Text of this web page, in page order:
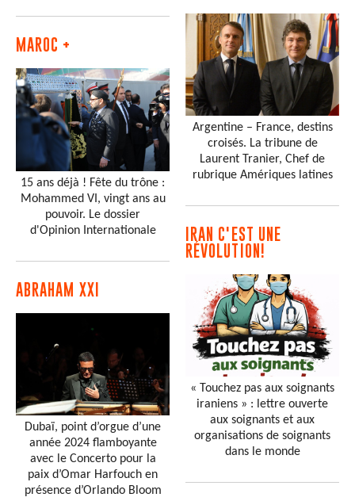
MAROC +
15 ans déjà ! Fête du trône :
Mohammed VI, vingt ans au
pouvoir. Le dossier
d'Opinion Internationale
ABRAHAM XXI
Dubaï, point d’orgue d’une
année 2024 flamboyante
avec le Concerto pour la
paix d’Omar Harfouch en
présence d’Orlando Bloom
Argentine – France, destins
croisés. La tribune de
Laurent Tranier, Chef de
rubrique Amériques latines
IRAN C'EST UNE
RÉVOLUTION!
« Touchez pas aux soignants
iraniens » : lettre ouverte
aux soignants et aux
organisations de soignants
dans le monde